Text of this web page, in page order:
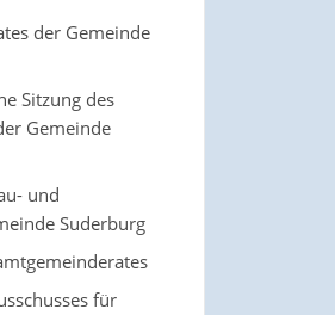
der Gemeinde
Sitzung des
Gemeinde
und
Suderburg
für